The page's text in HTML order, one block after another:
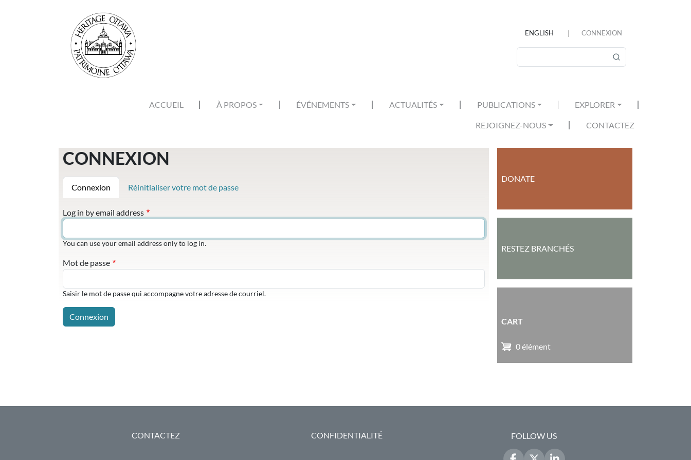
ENGLISH MENU DU COMPTE DE
CONNEXION
ACCUEIL À PROPOS ÉVÉNEMENTS ACTUALITÉS PUBLICATIONS EXPLORER
REJOIGNEZ-NOUS CONTACTEZ
CONNEXION
ONGLETS PRINCIPAUX
Connexion Réinitialiser votre mot de passe
Log in by email address
You can use your email address only to log in.
Mot de passe
Saisir le mot de passe qui accompagne votre adresse de courriel.
DONATE
RESTEZ BRANCHÉS
CART
0 élément
PIED DE PAGECONTACTEZ CONFIDENTIALITÉ FOLLOW US